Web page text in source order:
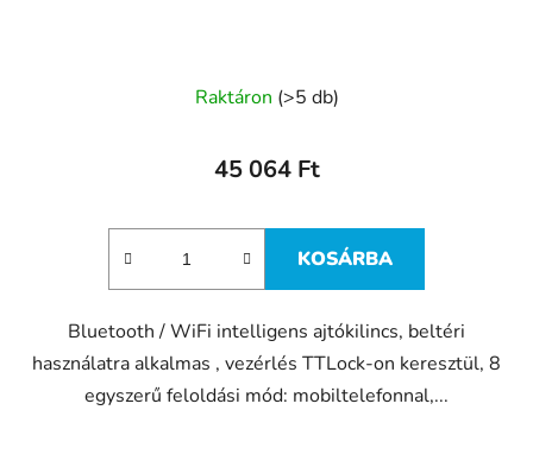
termék
értékelése
ből
csillag.
Raktáron (>5 db)
45 064 Ft
KOSÁRBA
Bluetooth / WiFi intelligens ajtókilincs, beltéri
használatra alkalmas , vezérlés TTLock-on keresztül, 8
egyszerű feloldási mód: mobiltelefonnal,...